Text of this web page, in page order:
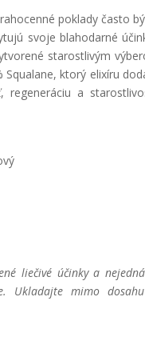
poklady často
svoje blahodarné
starostlivým
ktorý elixíru
a
liečivé účinky a
Ukladajte mimo